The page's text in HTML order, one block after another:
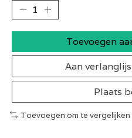
Toevoegen
Aan
Plaats
Toevoegen om te vergelijken